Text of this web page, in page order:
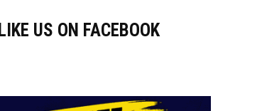
LIKE US ON FACEBOOK